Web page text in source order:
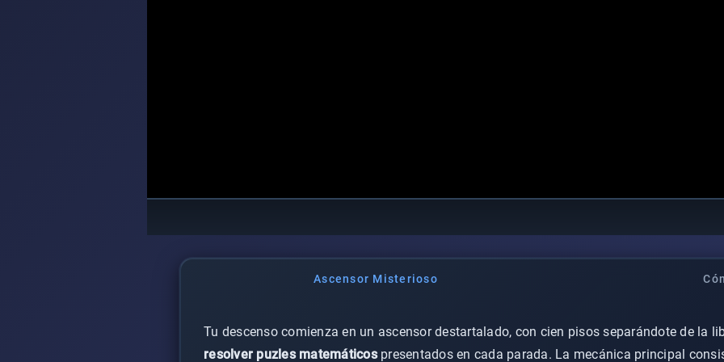
Ascensor Misterioso
Tu descenso comienza en un ascensor destartalado, con cien pisos separándote de la
resolver puzles matemáticospresentados en cada parada. La mecánica principal